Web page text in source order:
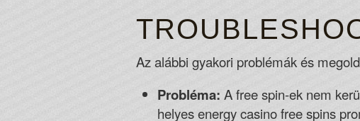
Az alábbi gyakori problémák és
Probléma: A free spin-ek nem
helyes energy casino free spins